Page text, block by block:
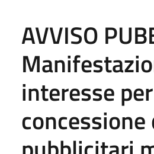
AVVISO
interesse
concessione